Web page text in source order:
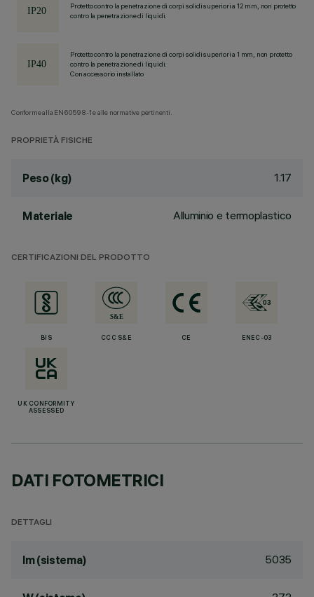
Protetto contro la penetrazione di corpi solidi superiori a 12 mm, non protetto
contro la penetrazione di liquidi.
Protetto contro la penetrazione di corpi solidi superiori a 1 mm, non protetto
contro la penetrazione di liquidi.
Con accessorio installato
Conforme alla EN60598-1 e alle normative pertinenti.
PROPRIETÀ FISICHE
Peso (kg) 1.17
Materiale Alluminio e termoplastico
CERTIFICAZIONI DEL PRODOTTO
BIS CCC S&E CE ENEC-03
UK CONFORMITY
ASSESSED
DATI FOTOMETRICI
DETTAGLI
lm (sistema) 5035